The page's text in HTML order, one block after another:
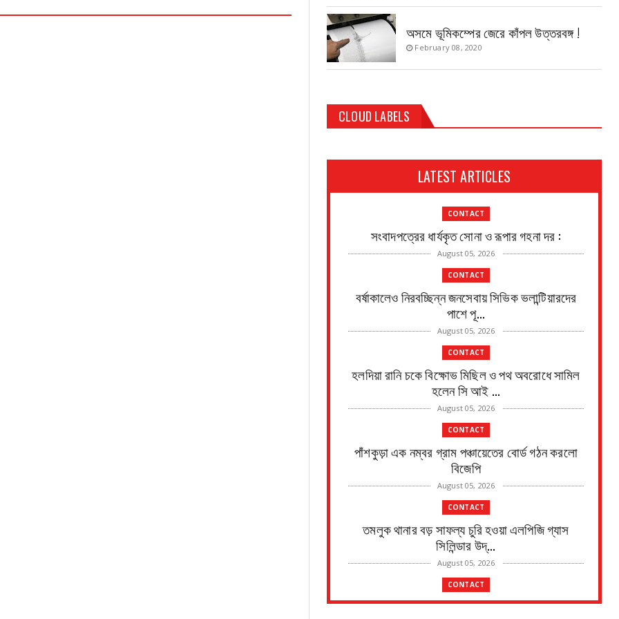
অসমে ভূমিকম্পের জেরে কাঁপল উত্তরবঙ্গ !
February 08, 2020
CLOUD LABELS
LATEST ARTICLES
CONTACT
সংবাদপত্রের ধার্যকৃত সোনা ও রূপার গহনা দর :
August 05, 2026
CONTACT
বর্ষাকালেও নিরবচ্ছিন্ন জনসেবায় সিভিক ভলান্টিয়ারদের
পাশে পূ...
August 05, 2026
CONTACT
হলদিয়া রানি চকে বিক্ষোভ মিছিল ও পথ অবরোধে সামিল
হলেন সি আই ...
August 05, 2026
CONTACT
পাঁশকুড়া এক নম্বর গ্রাম পঞ্চায়েতের বোর্ড গঠন করলো
বিজেপি
August 05, 2026
CONTACT
তমলুক থানার বড় সাফল্য চুরি হওয়া এলপিজি গ্যাস
সিলিন্ডার উদ্...
August 05, 2026
CONTACT
পাইপ লাইনের গ*র্তে পড়ে শিশুর মৃ*ত্যু, ঘটনাস্থলে